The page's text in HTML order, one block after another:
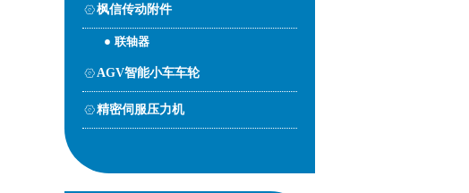
枫信传动附件
联轴器
AGV智能小车车轮
精密伺服压力机